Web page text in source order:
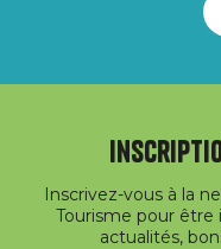
Inscrivez-vous à la
Tourisme pour
actualités,